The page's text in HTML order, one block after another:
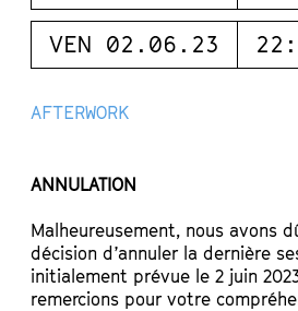
VEN 02.06.23
AFTERWORK
ANNULATION
Malheureusement, nous avons
décision d’annuler la dernière
initialement prévue le 2 juin
remercions pour votre